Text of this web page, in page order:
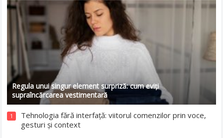
Regula unui singur element surpriză: cum eviți
supraîncărcarea vestimentară
1
Tehnologia fără interfață: viitorul comenzilor prin voce,
gesturi și context